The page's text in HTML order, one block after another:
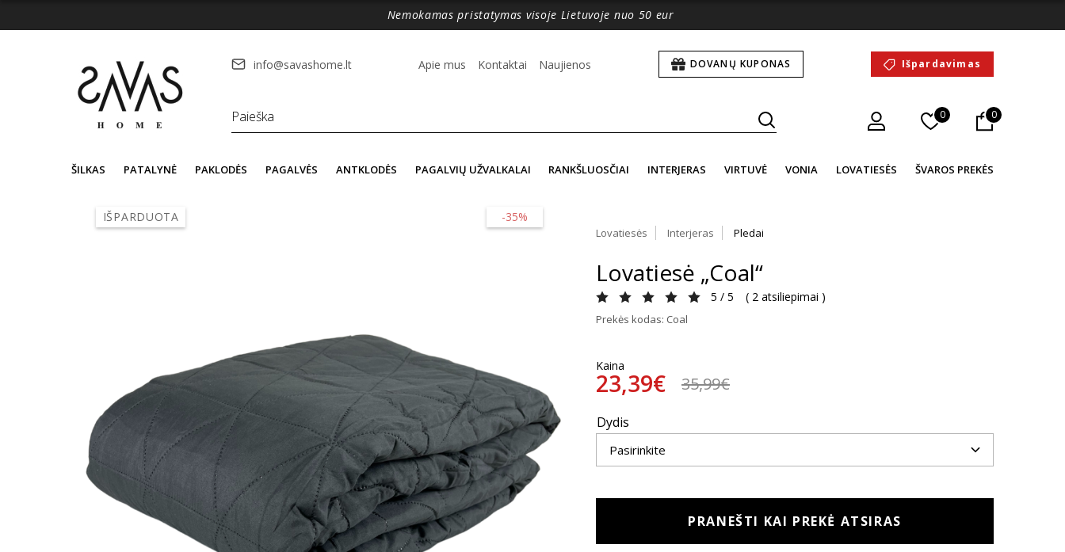
Nemokamas pristatymas visoje Lietuvoje nuo 50 eur
info@savashome.lt Apie mus Kontaktai Naujienos DOVANŲ KUPONAS Išpardavimas
0 0
ŠILKAS PATALYNĖ PAKLODĖS PAGALVĖS ANTKLODĖS PAGALVIŲ UŽVALKALAI RANKŠLUOSČIAI INTERJERAS VIRTUVĖ VONIA LOVATIESĖS ŠVAROS PREKĖS
-35%
IŠPARDUOTA
Lovatiesės Interjeras Pledai
Lovatiesė „Coal“
5 / 5 ( 2 atsiliepimai )
Prekės kodas: Coal
Kaina
23,39€ 35,99€
Dydis
PRANEŠTI KAI PREKĖ ATSIRAS